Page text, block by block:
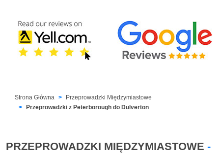
Strona Główna
Przeprowadzki Międzymiastowe
Przeprowadzki z Peterborough do Dulverton
PRZEPROWADZKI MIĘDZYMIASTOWE -